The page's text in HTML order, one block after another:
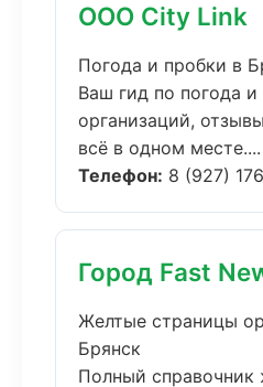
ООО City Link
Погода и пробки в
Ваш гид по погода
организаций,
всё в одном месте....
Телефон: 8 (927)
Город Fast
Желтые страницы
Брянск
Полный справочник